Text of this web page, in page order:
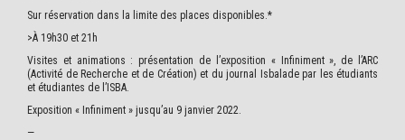
Sur réservation dans la limite des places disponibles.*
>À 19h30 et 21h
Visites et animations : présentation de l’exposition « Infiniment », de l’ARC
(Activité de Recherche et de Création) et du journal Isbalade par les étudiants
et étudiantes de l’ISBA.
Exposition « Infiniment » jusqu’au 9 janvier 2022.
—